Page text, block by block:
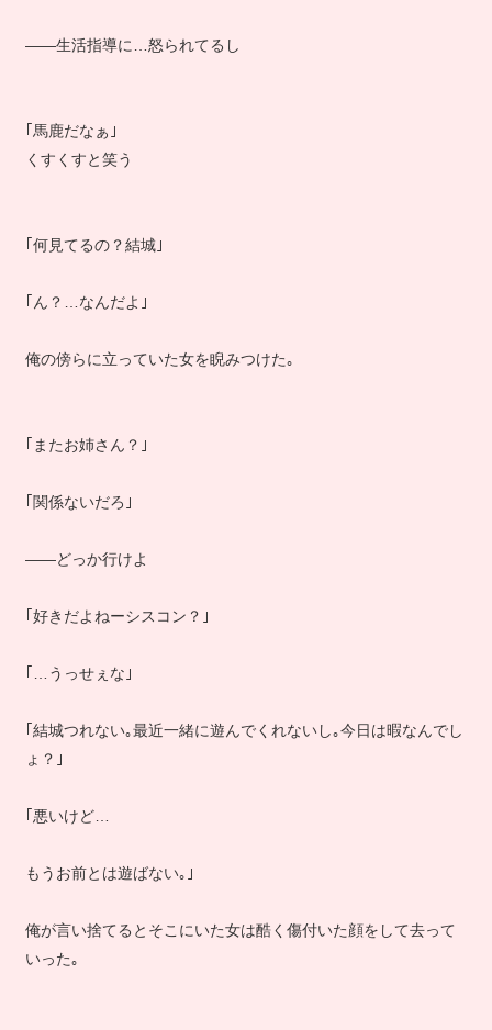
――生活指導に…怒られてるし
｢馬鹿だなぁ｣
くすくすと笑う
｢何見てるの？結城｣
｢ん？…なんだよ｣
俺の傍らに立っていた女を睨みつけた｡
｢またお姉さん？｣
｢関係ないだろ｣
――どっか行けよ
｢好きだよねーシスコン？｣
｢…うっせぇな｣
｢結城つれない｡最近一緒に遊んでくれないし｡今日は暇なんでし
ょ？｣
｢悪いけど…
もうお前とは遊ばない｡｣
俺が言い捨てるとそこにいた女は酷く傷付いた顔をして去って
いった｡